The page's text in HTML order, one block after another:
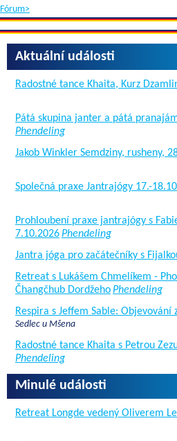
Fórum>
Aktuální události
Radostné tance Khaita, Kurz
Pátá skupina janter a pátá
Phendeling
Jakob Winkler Semdziny, rusheny,
Společná praxe Jantrajógy 17.-
Prohloubení praxe jantrajógy s
7.10.2026Phendeling
Jantra jóga pro začátečníky s
Retreat s Lukášem Chmelíkem -
Čhangčhub DordžehoPhendeling
Respira s Jeffem Sable: Objevování
Sedlec u Mšena
Radostné tance Khaita s Petrou
Phendeling
Minulé události
Retreat Longde vedený Oliverem